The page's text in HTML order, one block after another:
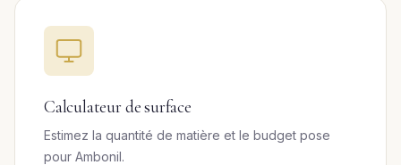
Calculateur de surface
Estimez la quantité de matière et le budget pose
pour Ambonil.